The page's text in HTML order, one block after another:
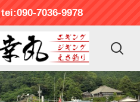
7036-9978